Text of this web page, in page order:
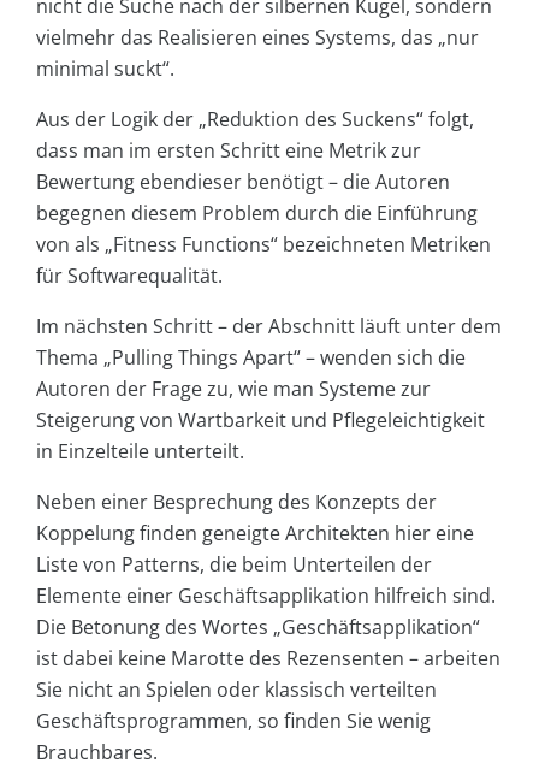
nicht die Suche nach der silbernen Kugel, sondern
vielmehr das Realisieren eines Systems, das „nur
minimal suckt“.
Aus der Logik der „Reduktion des Suckens“ folgt,
dass man im ersten Schritt eine Metrik zur
Bewertung ebendieser benötigt – die Autoren
begegnen diesem Problem durch die Einführung
von als „Fitness Functions“ bezeichneten Metriken
für Softwarequalität.
Im nächsten Schritt – der Abschnitt läuft unter dem
Thema „Pulling Things Apart“ – wenden sich die
Autoren der Frage zu, wie man Systeme zur
Steigerung von Wartbarkeit und Pflegeleichtigkeit
in Einzelteile unterteilt.
Neben einer Besprechung des Konzepts der
Koppelung finden geneigte Architekten hier eine
Liste von Patterns, die beim Unterteilen der
Elemente einer Geschäftsapplikation hilfreich sind.
Die Betonung des Wortes „Geschäftsapplikation“
ist dabei keine Marotte des Rezensenten – arbeiten
Sie nicht an Spielen oder klassisch verteilten
Geschäftsprogrammen, so finden Sie wenig
Brauchbares.